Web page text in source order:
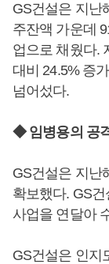
GS건설은 지난
주잔액 가운데
업으로 채웠다.
대비 24.5% 증
넘어섰다.
◆ 임병용의 공
GS건설은 지난
확보했다. GS
사업을 연달아
GS건설은 인지